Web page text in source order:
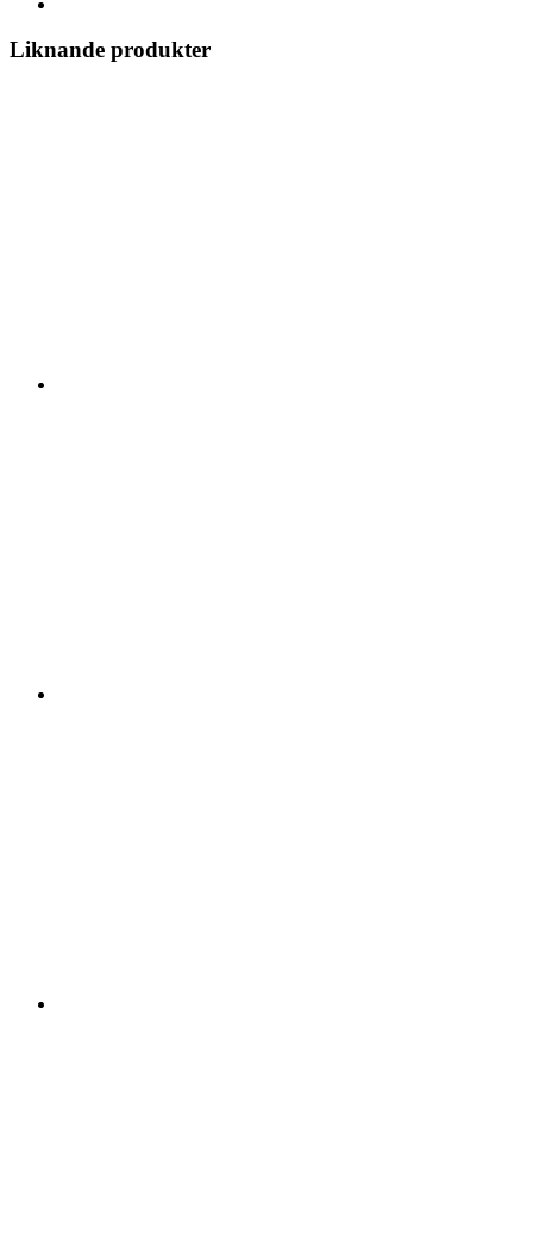
Liknande produkter